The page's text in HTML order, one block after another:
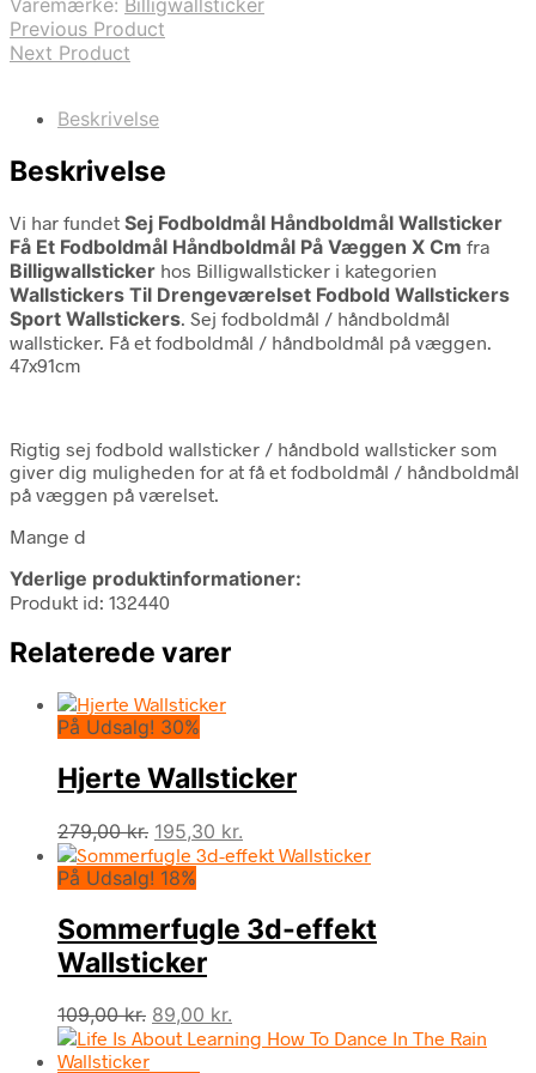
Varemærke: Billigwallsticker
Previous Product
Next Product
Beskrivelse
Beskrivelse
Vi har fundet Sej Fodboldmål Håndboldmål Wallsticker
Få Et Fodboldmål Håndboldmål På Væggen X Cm fra
Billigwallsticker hos Billigwallsticker i kategorien
Wallstickers Til Drengeværelset Fodbold Wallstickers
Sport Wallstickers. Sej fodboldmål / håndboldmål
wallsticker. Få et fodboldmål / håndboldmål på væggen.
47x91cm
Rigtig sej fodbold wallsticker / håndbold wallsticker som
giver dig muligheden for at få et fodboldmål / håndboldmål
på væggen på værelset.
Mange d
Yderlige produktinformationer:
Produkt id: 132440
Relaterede varer
På Udsalg! 30%
Hjerte Wallsticker
279,00kr. Den
oprindelige
pris
279,00 kr..
195,30 kr.
aktuelle
195,30 kr..
På Udsalg! 18%
Sommerfugle 3d-effekt
Wallsticker
109,00kr. Den
oprindelige
89,00 kr.
aktuelle